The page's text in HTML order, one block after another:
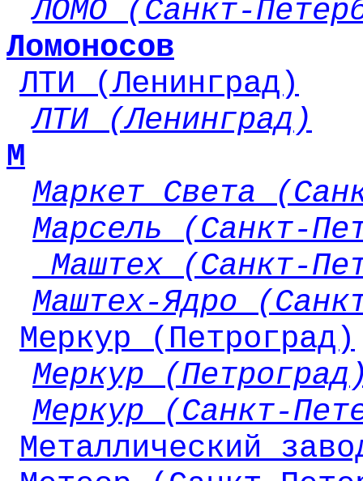
ЛОМО (Санкт-
Ломоносов
ЛТИ (Ленинград)
ЛТИ (Ленинград)
М
Маркет Света
Марсель (Санкт-
Маштех (Санкт-
Маштех-Ядро
Меркур (Петроград)
Меркур
Меркур (Санкт-
Металлический